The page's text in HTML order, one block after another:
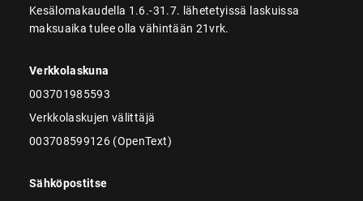
Kesälomakaudella 1.6.-31.7. lähetetyissä laskuissa
maksuaika tulee olla vähintään 21vrk.
Verkkolaskuna
003701985593
Verkkolaskujen välittäjä
003708599126 (OpenText)
Sähköpostitse